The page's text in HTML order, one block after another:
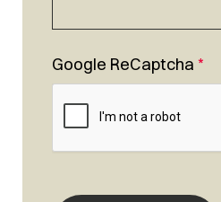
Google ReCaptcha *